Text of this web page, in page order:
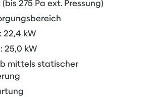
275 Pa ext. Pressung)
22,4 kW
25,0 kW
mittels statischer